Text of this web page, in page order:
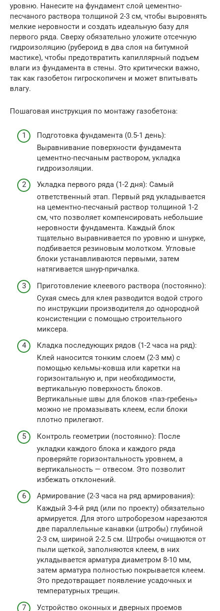
уровню. Нанесите на фундамент слой цементно-
песчаного раствора толщиной 2-3 см, чтобы выровнять
мелкие неровности и создать идеальную базу для
первого ряда. Сверху обязательно уложите отсечную
гидроизоляцию (рубероид в два слоя на битумной
мастике), чтобы предотвратить капиллярный подъем
влаги из фундамента в стены. Это критически важно,
так как газобетон гигроскопичен и может впитывать
влагу.
Пошаговая инструкция по монтажу газобетона:
Подготовка фундамента (0.5-1 день):
Выравнивание поверхности фундамента
цементно-песчаным раствором, укладка
гидроизоляции.
Укладка первого ряда (1-2 дня): Самый
ответственный этап. Первый ряд укладывается
на цементно-песчаный раствор толщиной 1-2
см, что позволяет компенсировать небольшие
неровности фундамента. Каждый блок
тщательно выравнивается по уровню и шнурке,
подбивается резиновым молотком. Угловые
блоки устанавливаются первыми, затем
натягивается шнур-причалка.
Приготовление клеевого раствора (постоянно):
Сухая смесь для клея разводится водой строго
по инструкции производителя до однородной
консистенции с помощью строительного
миксера.
Кладка последующих рядов (1-2 часа на ряд):
Клей наносится тонким слоем (2-3 мм) с
помощью кельмы-ковша или каретки на
горизонтальную и, при необходимости,
вертикальную поверхность блоков.
Вертикальные швы для блоков «паз-гребень»
можно не промазывать клеем, если блоки
плотно прилегают.
Контроль геометрии (постоянно): После
укладки каждого блока и каждого ряда
проверяйте горизонтальность уровнем, а
вертикальность — отвесом. Это позволит
избежать отклонений.
Армирование (2-3 часа на ряд армирования):
Каждый 3-4-й ряд (или по проекту) обязательно
армируется. Для этого штроборезом нарезаются
две параллельные канавки (штробы) глубиной
2-3 см, шириной 2-2.5 см. Штробы очищаются от
пыли щеткой, заполняются клеем, в них
укладывается арматура диаметром 8-10 мм,
затем арматура полностью покрывается клеем.
Это предотвращает появление усадочных и
температурных трещин.
Устройство оконных и дверных проемов